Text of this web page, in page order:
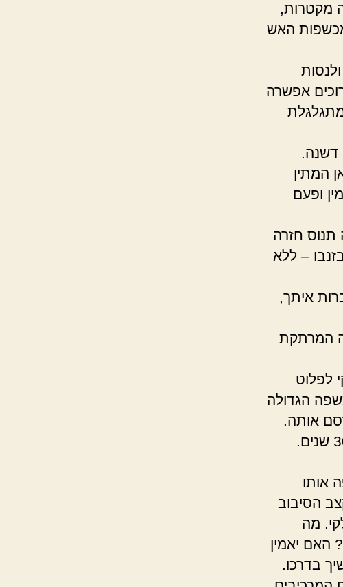
מקטרות,
מכשפות האש
אפשרה
דשנה.
המתין
ופעם
חזרה
– ללא
איתך,
המרתקת
לפלוט
הגדולה
אותה.
אותו
הסיבוב
מה
האם יאמין
בדרכו.